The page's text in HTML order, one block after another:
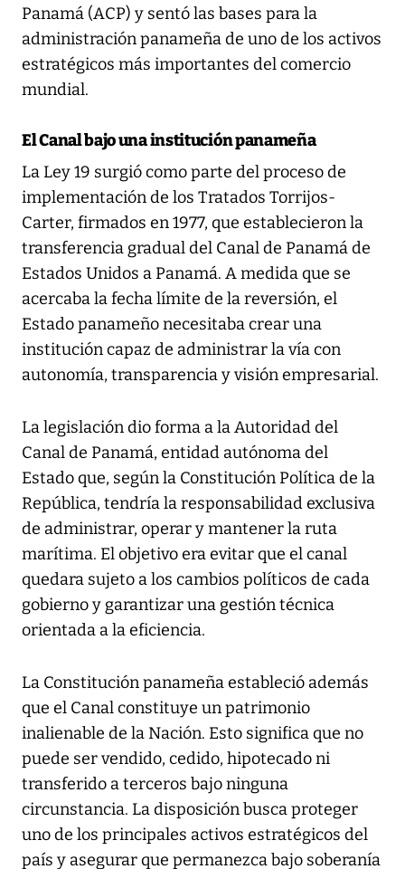
Panamá (ACP) y sentó las bases para la
administración panameña de uno de los activos
estratégicos más importantes del comercio
mundial.
El Canal bajo una institución panameña
La Ley 19 surgió como parte del proceso de
implementación de los Tratados Torrijos-
Carter, firmados en 1977, que establecieron la
transferencia gradual del Canal de Panamá de
Estados Unidos a Panamá. A medida que se
acercaba la fecha límite de la reversión, el
Estado panameño necesitaba crear una
institución capaz de administrar la vía con
autonomía, transparencia y visión empresarial.
La legislación dio forma a la Autoridad del
Canal de Panamá, entidad autónoma del
Estado que, según la Constitución Política de la
República, tendría la responsabilidad exclusiva
de administrar, operar y mantener la ruta
marítima. El objetivo era evitar que el canal
quedara sujeto a los cambios políticos de cada
gobierno y garantizar una gestión técnica
orientada a la eficiencia.
La Constitución panameña estableció además
que el Canal constituye un patrimonio
inalienable de la Nación. Esto significa que no
puede ser vendido, cedido, hipotecado ni
transferido a terceros bajo ninguna
circunstancia. La disposición busca proteger
uno de los principales activos estratégicos del
país y asegurar que permanezca bajo soberanía